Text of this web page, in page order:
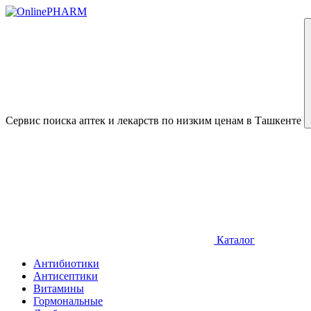
Сервис поиска аптек и лекарств по низким ценам в Ташкенте
Каталог
Антибиотики
Антисептики
Витамины
Гормональные